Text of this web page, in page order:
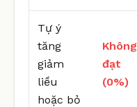
Tự ý
tăng
giảm
liều
hoặc bỏ
Không
đạt
(0%)